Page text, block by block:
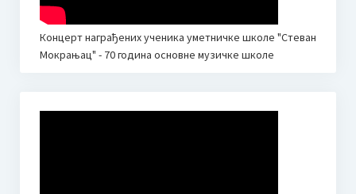
Концерт награђених ученика уметничке школе "Стеван
Мокрањац" - 70 година основне музичке школе